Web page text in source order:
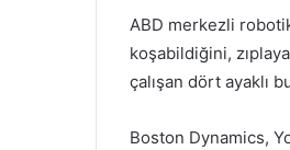
ABD merkezli
koşabildiğini,
çalışan dört ayaklı
Boston Dynamics,